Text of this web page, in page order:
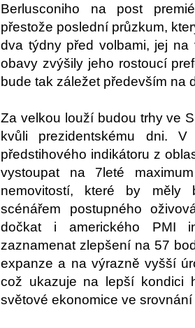
Berlusconiho na post
přestože poslední průzkum,
dva týdny před volbami, jej
obavy zvýšily jeho rostoucí
bude tak záležet především na
Za velkou louží budou trhy ve
kvůli prezidentskému dni.
předstihového indikátoru z
vystoupat na 7leté
nemovitostí, které by
scénářem postupného
dočkat i amerického PMI
zaznamenat zlepšení na 57
expanze a na výrazně vyšší
což ukazuje na lepší kondici
světové ekonomice ve